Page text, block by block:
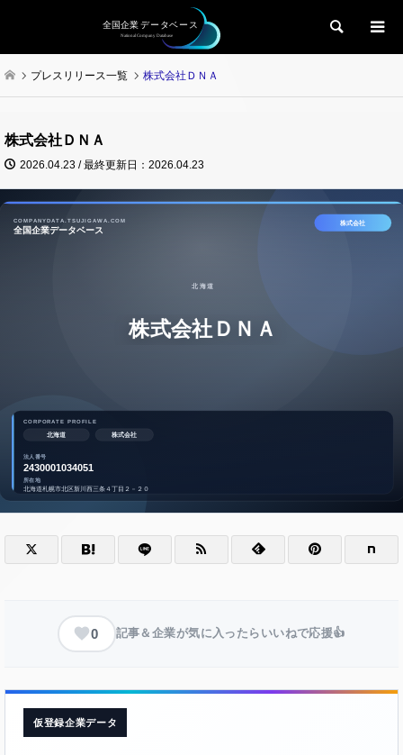
検索
プレスリリース一覧 株式会社ＤＮＡ
株式会社ＤＮＡ
2026.04.23 / 最終更新日：2026.04.23
0 記事＆企業が気に入ったらいいねで応援👍
仮登録企業データ